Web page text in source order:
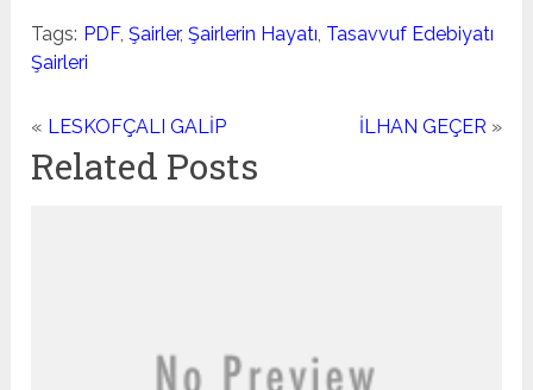
Tags: PDF,Şairler,Şairlerin Hayatı, Tasavvuf Edebiyatı
Şairleri
« LESKOFÇALI GALİP İLHAN GEÇER »
Related Posts